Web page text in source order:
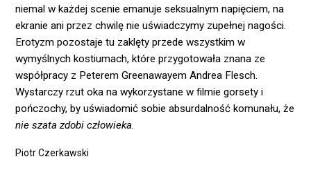
niemal w każdej scenie emanuje seksualnym napięciem, na
ekranie ani przez chwilę nie uświadczymy zupełnej nagości.
Erotyzm pozostaje tu zaklęty przede wszystkim w
wymyślnych kostiumach, które przygotowała znana ze
współpracy z Peterem Greenawayem Andrea Flesch.
Wystarczy rzut oka na wykorzystane w filmie gorsety i
pończochy, by uświadomić sobie absurdalność komunału, że
nie szata zdobi człowieka.
Piotr Czerkawski